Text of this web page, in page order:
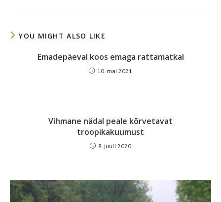
YOU MIGHT ALSO LIKE
Emadepäeval koos emaga rattamatkal
10. mai 2021
Vihmane nädal peale kõrvetavat
troopikakuumust
8. juuli 2020